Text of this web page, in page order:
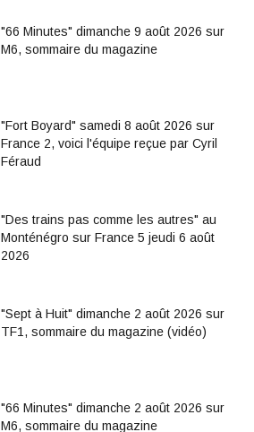
"66 Minutes" dimanche 9 août 2026 sur
M6, sommaire du magazine
"Fort Boyard" samedi 8 août 2026 sur
France 2, voici l'équipe reçue par Cyril
Féraud
"Des trains pas comme les autres" au
Monténégro sur France 5 jeudi 6 août
2026
"Sept à Huit" dimanche 2 août 2026 sur
TF1, sommaire du magazine (vidéo)
"66 Minutes" dimanche 2 août 2026 sur
M6, sommaire du magazine